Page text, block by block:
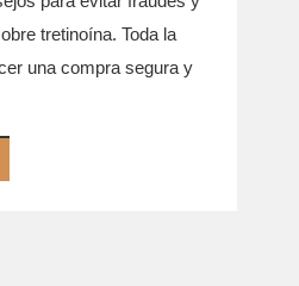
tretinoína. Toda la
una compra segura y